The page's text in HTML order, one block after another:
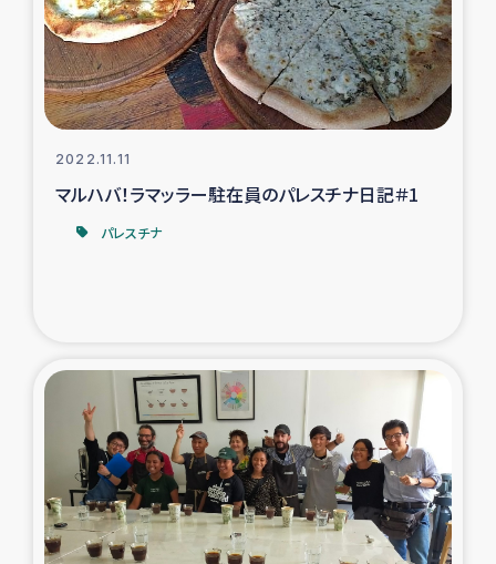
2022.11.11
マルハバ！ラマッラー駐在員のパレスチナ日記＃1
パレスチナ